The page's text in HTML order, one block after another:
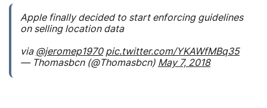
Apple finally decided to start enforcing guidelines
on selling location data
via @jeromep1970 pic.twitter.com/YKAWfMBq35
— Thomasbcn (@Thomasbcn) May 7, 2018